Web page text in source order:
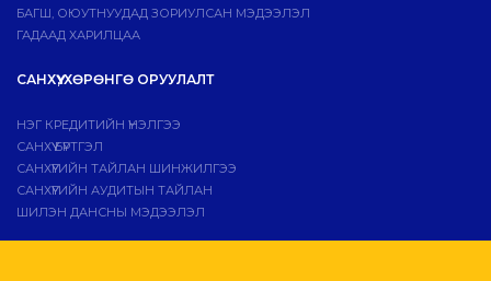
БАГШ, ОЮУТНУУДАД ЗОРИУЛСАН МЭДЭЭЛЭЛ
ГАДААД ХАРИЛЦАА
САНХҮҮ, ХӨРӨНГӨ ОРУУЛАЛТ
НЭГ КРЕДИТИЙН ҮНЭЛГЭЭ
САНХҮҮ БҮРТГЭЛ
САНХҮҮГИЙН ТАЙЛАН ШИНЖИЛГЭЭ
САНХҮҮГИЙН АУДИТЫН ТАЙЛАН
ШИЛЭН ДАНСНЫ МЭДЭЭЛЭЛ